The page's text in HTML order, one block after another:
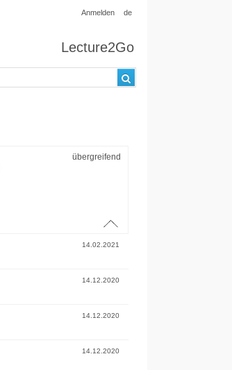
Anmelden de
Lecture2Go
übergreifend
14.02.2021
14.12.2020
14.12.2020
14.12.2020